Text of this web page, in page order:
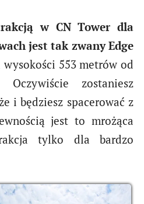
w CN Tower dla
jest tak zwany Edge
553 metrów od
Oczywiście zostaniesz
i będziesz spacerować z
jest to mrożąca
tylko dla bardzo